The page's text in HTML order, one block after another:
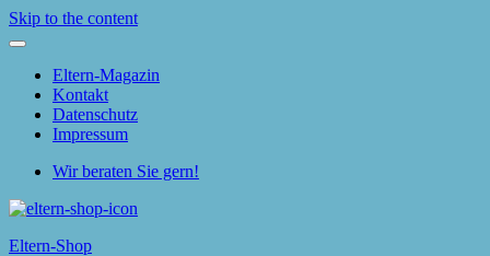
Skip to the content
Eltern-Magazin
Kontakt
Datenschutz
Impressum
Wir beraten Sie gern!
Eltern-Shop